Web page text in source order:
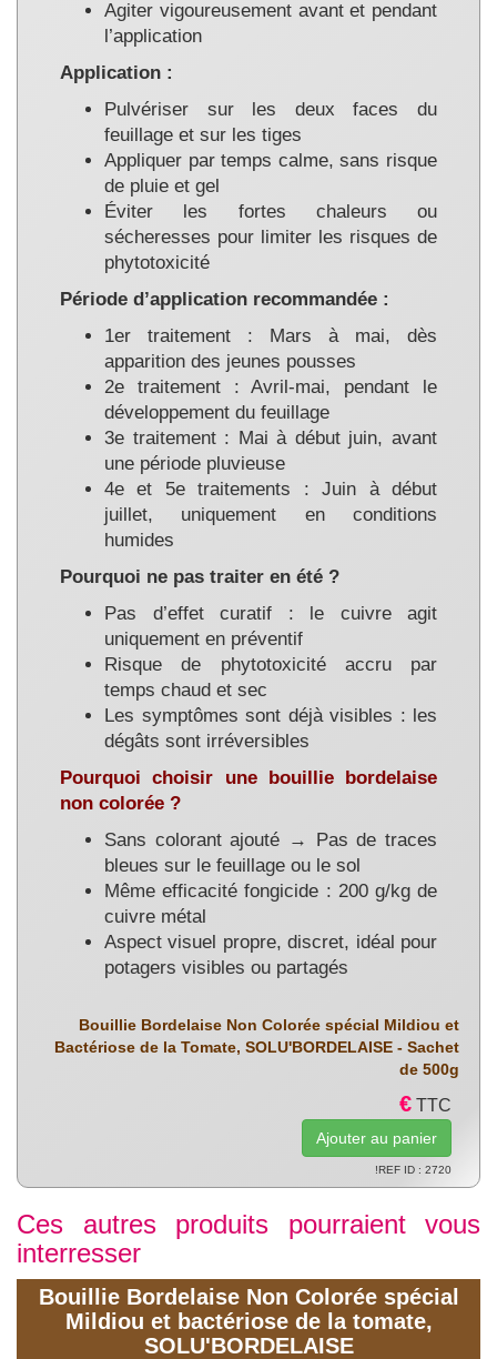
Agiter vigoureusement avant et pendant
l’application
Application :
Pulvériser sur les deux faces du
feuillage et sur les tiges
Appliquer par temps calme, sans risque
de pluie et gel
Éviter les fortes chaleurs ou
sécheresses pour limiter les risques de
phytotoxicité
Période d’application recommandée :
1er traitement : Mars à mai, dès
apparition des jeunes pousses
2e traitement : Avril-mai, pendant le
développement du feuillage
3e traitement : Mai à début juin, avant
une période pluvieuse
4e et 5e traitements : Juin à début
juillet, uniquement en conditions
humides
Pourquoi ne pas traiter en été ?
Pas d’effet curatif : le cuivre agit
uniquement en préventif
Risque de phytotoxicité accru par
temps chaud et sec
Les symptômes sont déjà visibles : les
dégâts sont irréversibles
Pourquoi choisir une bouillie bordelaise
non colorée ?
Sans colorant ajouté → Pas de traces
bleues sur le feuillage ou le sol
Même efficacité fongicide : 200 g/kg de
cuivre métal
Aspect visuel propre, discret, idéal pour
potagers visibles ou partagés
Bouillie Bordelaise Non Colorée spécial Mildiou et
Bactériose de la Tomate, SOLU'BORDELAISE - Sachet
de 500g
€ TTC
!REF ID : 2720
Ces autres produits pourraient vous
interresser
Bouillie Bordelaise Non Colorée spécial
Mildiou et bactériose de la tomate,
SOLU'BORDELAISE